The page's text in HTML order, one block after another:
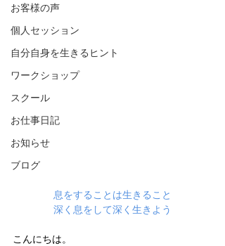
お客様の声
個人セッション
自分自身を生きるヒント
ワークショップ
スクール
お仕事日記
お知らせ
ブログ
息をすることは生きること
深く息をして深く生きよう
こんにちは。